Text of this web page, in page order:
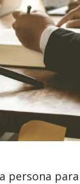
persona para